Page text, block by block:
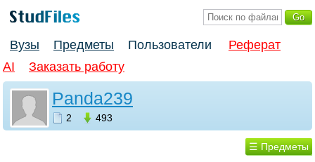
Вузы Предметы Пользователи
Реферат
AI
Заказать работу
Panda239
2 493
☰ Предметы